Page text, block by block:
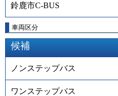
鈴鹿市C-BUS
車両区分
候補
ノンステップバス
ワンステップバス